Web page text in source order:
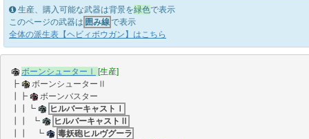
生産、購入可能な武器は背景を緑色で表示
このページの武器は 囲み線で表示
全体の派生表【ヘビィボウガン】はこちら
ボーンシューターⅠ
[生産]
┣
ボーンシューターⅡ
┃┣
ボーンバスター
┃┃┗
ヒルバーキャストⅠ
┃┃ ┗
ヒルバーキャストⅡ
┃┃ ┗
毒妖砲ヒルヴグーラ